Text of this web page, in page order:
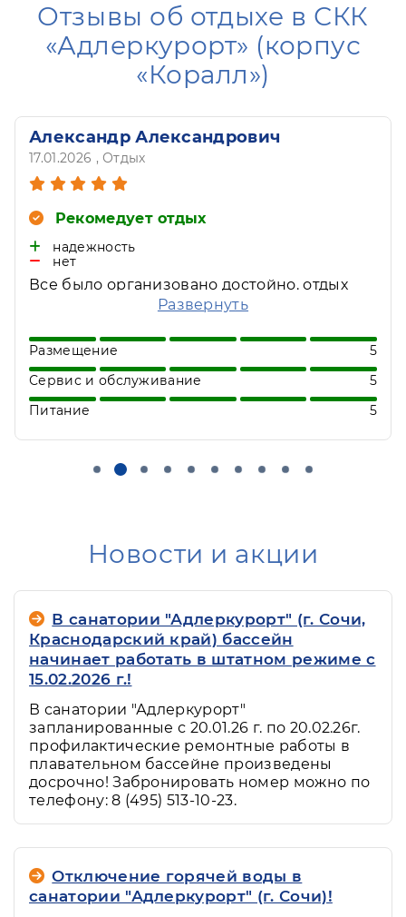
Отзывы об отдыхе в СКК
«Адлеркурорт» (корпус
«Коралл»)
Александр Александрович
17.01.2026 , Отдых
Рекомедует отдых
надежность
нет
Все было организовано достойно. отдых
понравился. система бронирования
третий раз.
Развернуть
Размещение
5
Сервис и обслуживание
5
Питание
5
Новости и акции
В санатории "Адлеркурорт" (г. Сочи,
Краснодарский край) бассейн
начинает работать в штатном режиме с
15.02.2026 г.!
В санатории "Адлеркурорт"
запланированные с 20.01.26 г. по 20.02.26г.
профилактические ремонтные работы в
плавательном бассейне произведены
досрочно! Забронировать номер можно по
телефону: 8 (495) 513-10-23.
Отключение горячей воды в
санатории "Адлеркурорт" (г. Сочи)!